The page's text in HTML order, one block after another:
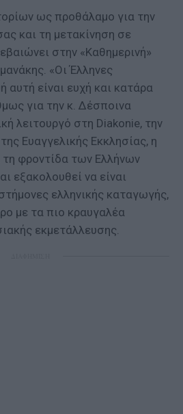
ως προθάλαμο για την
και τη μετακίνηση σε
στην «Καθημερινή»
«Οι Έλληνες
αυτή είναι ευχή και κατάρα
για την κ. Δέσποινα
λειτουργό στη Diakonie, την
Ευαγγελικής Εκκλησίας, η
τη φροντίδα των Ελλήνων
εξακολουθεί να είναι
ελληνικής καταγωγής,
με τα πιο κραυγαλέα
εκμετάλλευσης.